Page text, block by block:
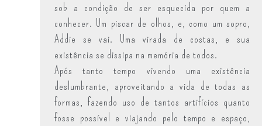
sob a condição de ser esquecida por quem a
conhecer. Um piscar de olhos, e, como um sopro,
Addie se vai. Uma virada de costas, e sua
existência se dissipa na memória de todos.
Após tanto tempo vivendo uma existência
deslumbrante, aproveitando a vida de todas as
formas, fazendo uso de tantos artifícios quanto
fosse possível e viajando pelo tempo e espaço,